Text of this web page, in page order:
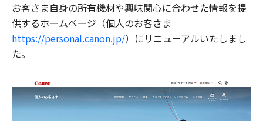
お客さま自身の所有機材や興味関心に合わせた情報を提
供するホームページ（個人のお客さま
https://personal.canon.jp/）にリニューアルいたしまし
た。